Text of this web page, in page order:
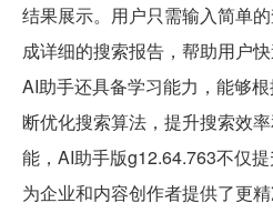
结果展示。用户只需输入简单
成详细的搜索报告，帮助用户
AI助手还具备学习能力，能够
断优化搜索算法，提升搜索效
能，AI助手版g12.64.763不仅
为企业和内容创作者提供了更